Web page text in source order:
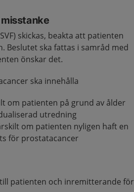
skickas, beakta att patienten
Beslutet ska fattas i samråd med
önskar det.
ska innehålla
om patienten på grund av ålder
utredning
om patienten nyligen haft en
för prostatacancer
patienten och inremitterande för